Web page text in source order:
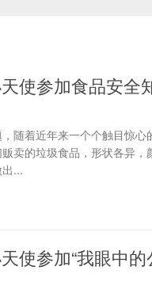
使参加食品安全
着近年来一个个触目惊心
卖的垃圾食品，形状各异，
...
使参加“我眼中